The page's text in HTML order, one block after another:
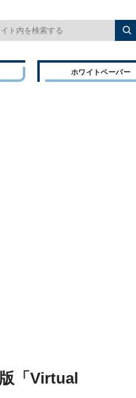
ホワイトペーパー
「Virtual